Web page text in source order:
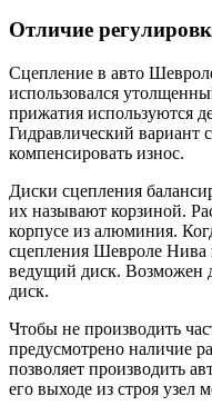
Отличие
Сцепление в авто
использовался
прижатия используются
Гидравлический вариант
компенсировать износ.
Диски сцепления
их называют корзиной.
корпусе из алюминия.
сцепления Шевроле Нива
ведущий диск.
диск.
Чтобы не производить
предусмотрено наличие
позволяет производить
его выходе из строя узел